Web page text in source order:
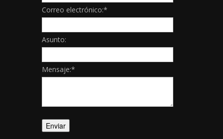
Correo electrónico:*
Asunto:
Mensaje:*